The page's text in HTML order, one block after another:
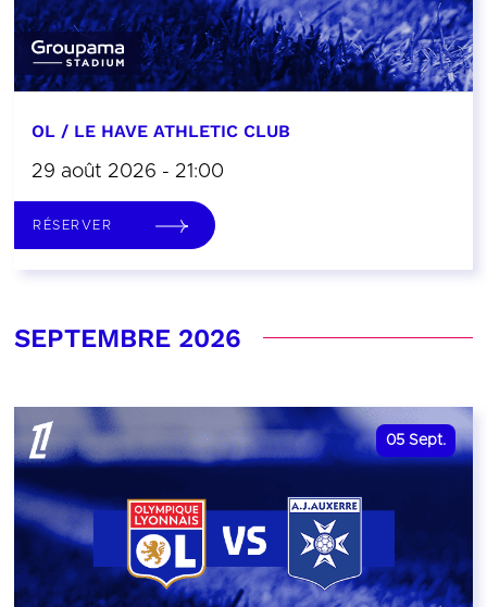
OL / LE HAVE ATHLETIC CLUB
29 août 2026 - 21:00
RÉSERVER
SEPTEMBRE 2026
05 Sept.